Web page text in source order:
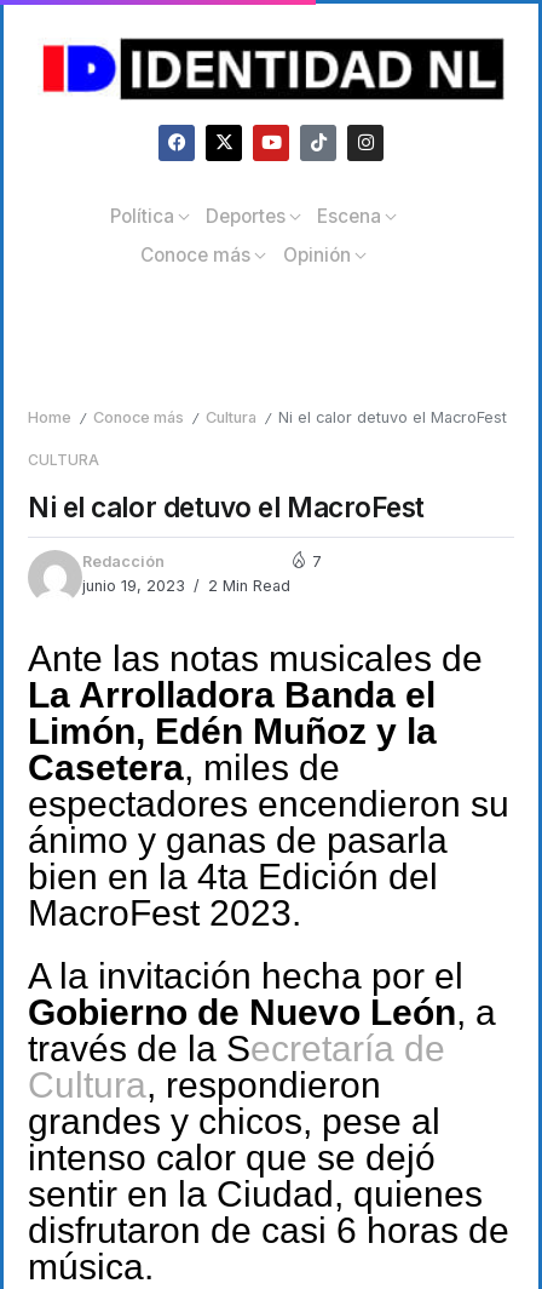
Política Deportes
Escena
Conoce más
Opinión
Home / Conoce más / Cultura / Ni el calor detuvo el MacroFest
CULTURA
Ni el calor detuvo el MacroFest
Redacción
junio 19, 2023
2 Min Read
7
Ante las notas musicales de
La Arrolladora Banda el
Limón, Edén Muñoz y la
Casetera, miles de
espectadores encendieron su
ánimo y ganas de pasarla
bien en la 4ta Edición del
MacroFest 2023.
A la invitación hecha por el
Gobierno de Nuevo León, a
través de la Secretaría de
Cultura, respondieron
grandes y chicos, pese al
intenso calor que se dejó
sentir en la Ciudad, quienes
disfrutaron de casi 6 horas de
música.